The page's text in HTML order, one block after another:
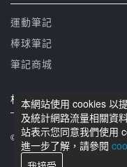
本網站使用 cookies 以
及統計網路流量相關資
站表示您同意我們使用
進一步了解，請參閱
運動筆記
棒球筆記
筆記商城
相關網站
© 籃球筆記 版權所有